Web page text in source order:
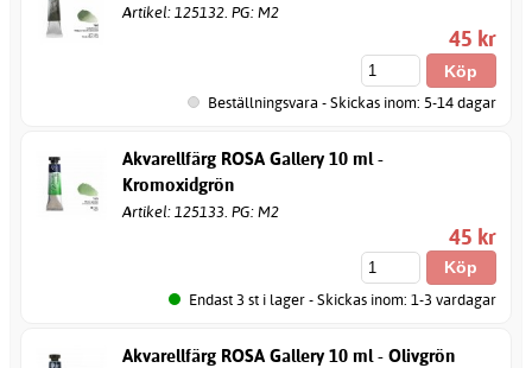
Artikel: 125132. PG: M2
45 kr
Beställningsvara - Skickas inom: 5-14 dagar
Akvarellfärg ROSA Gallery 10 ml -
Kromoxidgrön
Artikel: 125133. PG: M2
45 kr
Endast 3 st i lager - Skickas inom: 1-3 vardagar
Akvarellfärg ROSA Gallery 10 ml - Olivgrön